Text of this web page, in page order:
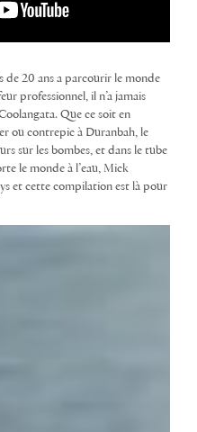
de 20 ans a parcourir le monde
professionnel, il n’a jamais
Que ce soit en
ou contrepic à Duranbah, le
sur les bombes, et dans le tube
le monde à l’eau, Mick
et cette compilation est là pour